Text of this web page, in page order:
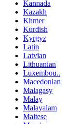
Kannada
Kazakh
Khmer
Kurdish
Kyrgyz
Latin
Latvian
Lithuanian
Luxembou..
Macedonian
Malagasy
Malay
Malayalam
Maltese